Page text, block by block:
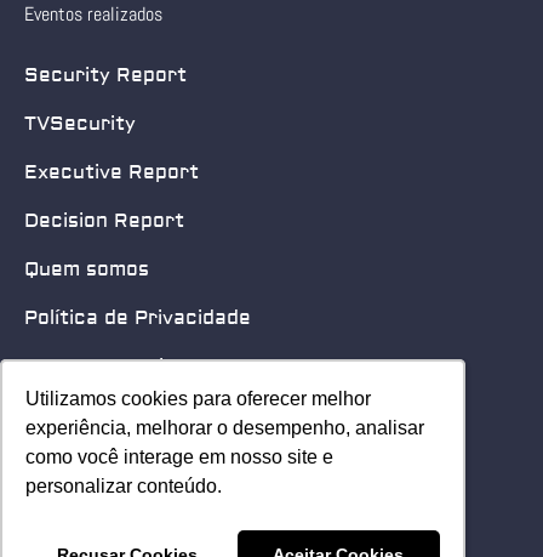
Utilizamos cookies para oferecer melhor
experiência, melhorar o desempenho, analisar
como você interage em nosso site e
personalizar conteúdo.
Utilizamos cookies para oferecer melhor
experiência, melhorar o desempenho, analisar
como você interage em nosso site e
personalizar conteúdo.
Eventos realizados
Security Report
TVSecurity
Executive Report
Decision Report
Quem somos
Política de Privacidade
Quero patrocinar
Contato
Home
© 2025 Security Leader. Todos os Direitos Reservados.